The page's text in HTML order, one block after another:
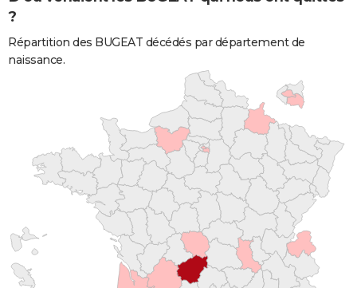
?
Répartition des BUGEAT décédés par département de
naissance.